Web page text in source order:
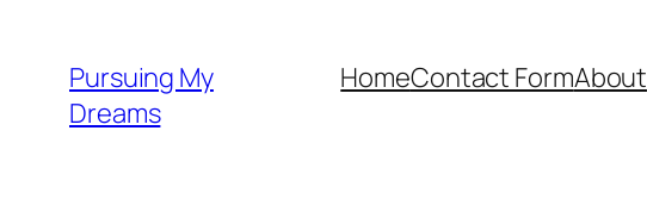
content
Pursuing My
Dreams
HomeContact FormAbout